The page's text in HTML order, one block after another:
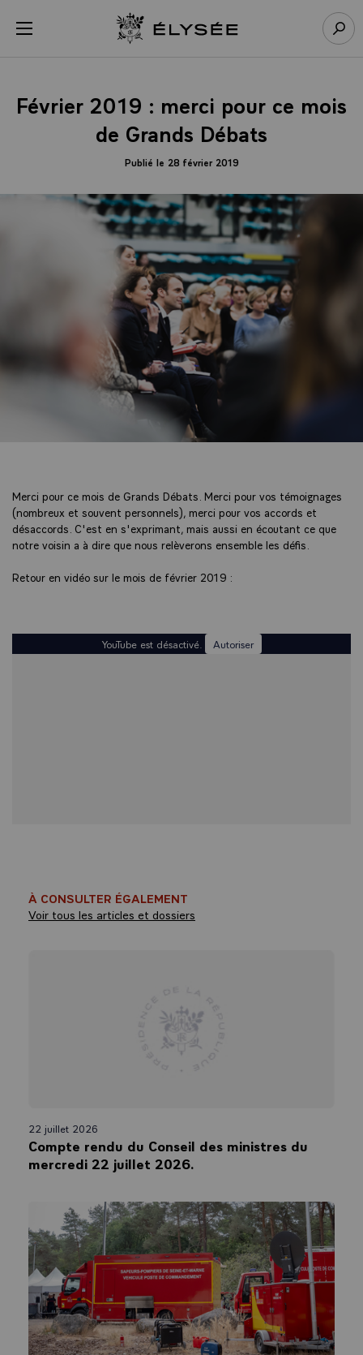
menu Retour à l’accueil Élysée
Février 2019 : merci pour ce mois
de Grands Débats
Publié le 28 février 2019
Merci pour ce mois de Grands Débats. Merci pour vos témoignages
(nombreux et souvent personnels), merci pour vos accords et
désaccords. C'est en s'exprimant, mais aussi en écoutant ce que
notre voisin a à dire que nous relèverons ensemble les défis.
Retour en vidéo sur le mois de février 2019 :
YouTube est désactivé. Autoriser
À CONSULTER ÉGALEMENT
Voir tous les articles et dossiers
22 juillet 2026
Compte rendu du Conseil des ministres du
mercredi 22 juillet 2026.
Panneau de gestion des cookies